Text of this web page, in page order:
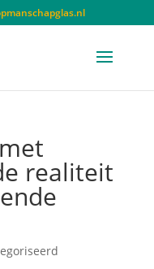
realiteit